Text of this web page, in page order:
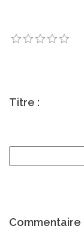
Titre :
Commentaire